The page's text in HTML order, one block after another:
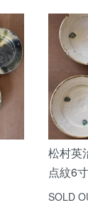
松村英
点紋6
SOLD